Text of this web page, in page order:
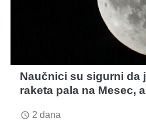
Naučnici su sigurni da
raketa pala na Mesec,
access_time 2 dana